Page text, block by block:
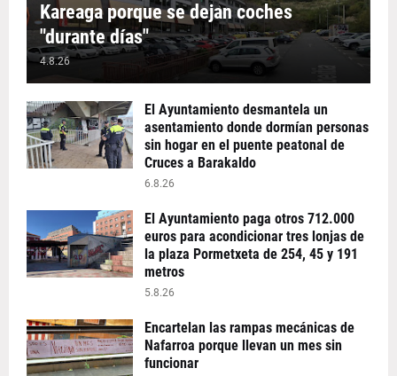
Kareaga porque se dejan coches
"durante días"
4.8.26
El Ayuntamiento desmantela un
asentamiento donde dormían personas
sin hogar en el puente peatonal de
Cruces a Barakaldo
6.8.26
El Ayuntamiento paga otros 712.000
euros para acondicionar tres lonjas de
la plaza Pormetxeta de 254, 45 y 191
metros
5.8.26
Encartelan las rampas mecánicas de
Nafarroa porque llevan un mes sin
funcionar